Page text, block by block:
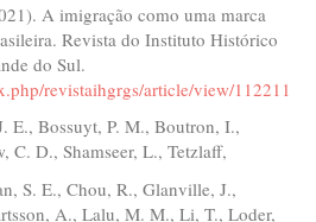
A imigração como uma marca
Revista do Instituto Histórico
do Sul.
revistaihgrgs/article/view/112211
E., Bossuyt, P. M., Boutron, I.,
C. D., Shamseer, L., Tetzlaff,
S. E., Chou, R., Glanville, J.,
A., Lalu, M. M., Li, T., Loder,